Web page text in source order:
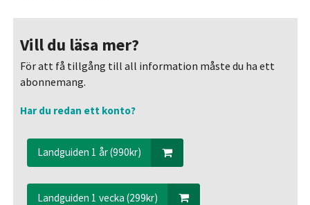
Vill du läsa mer?
För att få tillgång till all information måste du ha ett
abonnemang.
Har du redan ett konto?
Landguiden 1 år (990kr)
Landguiden 1 vecka (299kr)